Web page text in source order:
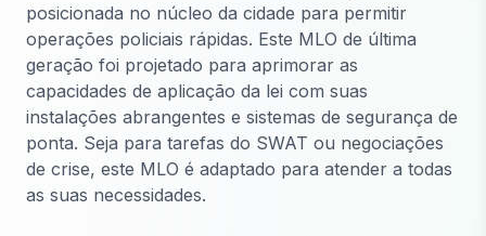
posicionada no núcleo da cidade para permitir
operações policiais rápidas. Este MLO de última
geração foi projetado para aprimorar as
capacidades de aplicação da lei com suas
instalações abrangentes e sistemas de segurança de
ponta. Seja para tarefas do SWAT ou negociações
de crise, este MLO é adaptado para atender a todas
as suas necessidades.